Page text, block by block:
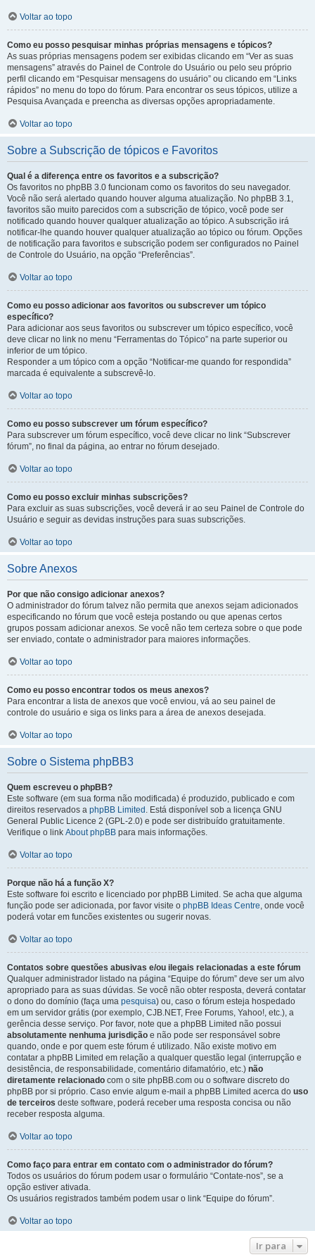
Voltar ao topo
Como eu posso pesquisar minhas próprias mensagens e tópicos?
As suas próprias mensagens podem ser exibidas clicando em “Ver as suas
mensagens” através do Painel de Controle do Usuário ou pelo seu próprio
perfil clicando em “Pesquisar mensagens do usuário” ou clicando em “Links
rápidos” no menu do topo do fórum. Para encontrar os seus tópicos, utilize a
Pesquisa Avançada e preencha as diversas opções apropriadamente.
Voltar ao topo
Sobre a Subscrição de tópicos e Favoritos
Qual é a diferença entre os favoritos e a subscrição?
Os favoritos no phpBB 3.0 funcionam como os favoritos do seu navegador.
Você não será alertado quando houver alguma atualização. No phpBB 3.1,
favoritos são muito parecidos com a subscrição de tópico, você pode ser
notificado quando houver qualquer atualização ao tópico. A subscrição irá
notificar-lhe quando houver qualquer atualização ao tópico ou fórum. Opções
de notificação para favoritos e subscrição podem ser configurados no Painel
de Controle do Usuário, na opção “Preferências”.
Voltar ao topo
Como eu posso adicionar aos favoritos ou subscrever um tópico
específico?
Para adicionar aos seus favoritos ou subscrever um tópico específico, você
deve clicar no link no menu “Ferramentas do Tópico” na parte superior ou
inferior de um tópico.
Responder a um tópico com a opção “Notificar-me quando for respondida”
marcada é equivalente a subscrevê-lo.
Voltar ao topo
Como eu posso subscrever um fórum específico?
Para subscrever um fórum específico, você deve clicar no link “Subscrever
fórum”, no final da página, ao entrar no fórum desejado.
Voltar ao topo
Como eu posso excluir minhas subscrições?
Para excluir as suas subscrições, você deverá ir ao seu Painel de Controle do
Usuário e seguir as devidas instruções para suas subscrições.
Voltar ao topo
Sobre Anexos
Por que não consigo adicionar anexos?
O administrador do fórum talvez não permita que anexos sejam adicionados
especificando no fórum que você esteja postando ou que apenas certos
grupos possam adicionar anexos. Se você não tem certeza sobre o que pode
ser enviado, contate o administrador para maiores informações.
Voltar ao topo
Como eu posso encontrar todos os meus anexos?
Para encontrar a lista de anexos que você enviou, vá ao seu painel de
controle do usuário e siga os links para a área de anexos desejada.
Voltar ao topo
Sobre o Sistema phpBB3
Quem escreveu o phpBB?
Este software (em sua forma não modificada) é produzido, publicado e com
direitos reservados a phpBB Limited . Está disponível sob a licença GNU
General Public Licence 2 (GPL-2.0) e pode ser distribuído gratuitamente.
Verifique o link About phpBB para mais informações.
Voltar ao topo
Porque não há a função X?
Este software foi escrito e licenciado por phpBB Limited. Se acha que alguma
função pode ser adicionada, por favor visite o phpBB Ideas Centre, onde você
poderá votar em funcões existentes ou sugerir novas.
Voltar ao topo
Contatos sobre questões abusivas e/ou ilegais relacionadas a este fórum
Qualquer administrador listado na página “Equipe do fórum” deve ser um alvo
apropriado para as suas dúvidas. Se você não obter resposta, deverá contatar
o dono do domínio (faça uma pesquisa) ou, caso o fórum esteja hospedado
em um servidor grátis (por exemplo, CJB.NET, Free Forums, Yahoo!, etc.), a
gerência desse serviço. Por favor, note que a phpBB Limited não possui
absolutamente nenhuma jurisdição e não pode ser responsável sobre
quando, onde e por quem este fórum é utilizado. Não existe motivo em
contatar a phpBB Limited em relação a qualquer questão legal (interrupção e
desistência, de responsabilidade, comentário difamatório, etc.) não
diretamente relacionado com o site phpBB.com ou o software discreto do
phpBB por si próprio. Caso envie algum e-mail a phpBB Limited acerca do uso
de terceiros deste software, poderá receber uma resposta concisa ou não
receber resposta alguma.
Voltar ao topo
Como faço para entrar em contato com o administrador do fórum?
Todos os usuários do fórum podem usar o formulário “Contate-nos”, se a
opção estiver ativada.
Os usuários registrados também podem usar o link “Equipe do fórum”.
Voltar ao topo
Ir para